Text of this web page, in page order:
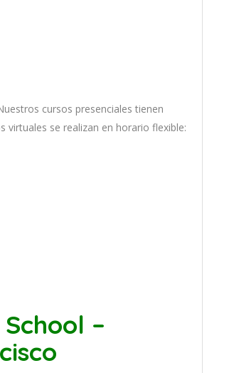
estros cursos presenciales tienen
virtuales se realizan en horario flexible:
School –